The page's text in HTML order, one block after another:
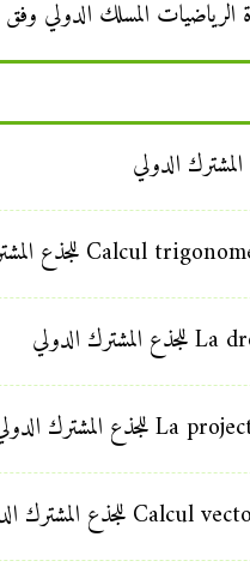
المسلك الدولي وفق